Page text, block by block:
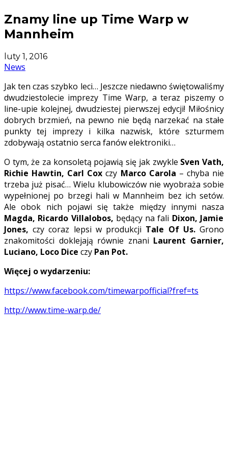
Znamy line up Time Warp w
Mannheim
luty 1, 2016
News
Jak ten czas szybko leci… Jeszcze niedawno świętowaliśmy
dwudziestolecie imprezy Time Warp, a teraz piszemy o
line-upie kolejnej, dwudziestej pierwszej edycji! Miłośnicy
dobrych brzmień, na pewno nie będą narzekać na stałe
punkty tej imprezy i kilka nazwisk, które szturmem
zdobywają ostatnio serca fanów elektroniki…
O tym, że za konsoletą pojawią się jak zwykle Sven Vath,
Richie Hawtin, Carl Cox czy Marco Carola – chyba nie
trzeba już pisać… Wielu klubowiczów nie wyobraża sobie
wypełnionej po brzegi hali w Mannheim bez ich setów.
Ale obok nich pojawi się także między innymi nasza
Magda, Ricardo Villalobos, będący na fali Dixon, Jamie
Jones, czy coraz lepsi w produkcji Tale Of Us.Grono
znakomitości doklejają równie znani Laurent Garnier,
Luciano, Loco Dice czy Pan Pot.
Więcej o wydarzeniu:
https://www.facebook.com/timewarpofficial?fref=ts
http://www.time-warp.de/